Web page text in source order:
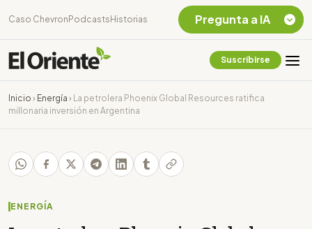
Caso Chevron Podcasts Historias
Suscribirse
Inicio › Energía ›
La petrolera Phoenix Global Resources ratifica
millonaria inversión en Argentina
ENERGÍA
Pregunta a IA
Chevron Ecuador